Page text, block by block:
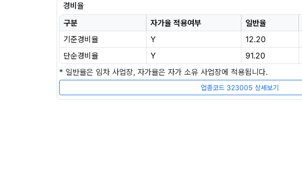
경비율
구분
자가율 적용여부 일반율
기준경비율
Y 12.20
단순경비율
Y 91.20
* 일반율은 임차 사업장, 자가율은 자가 소유 사업장에 적용됩니다.
업종코드 323005 상세보기